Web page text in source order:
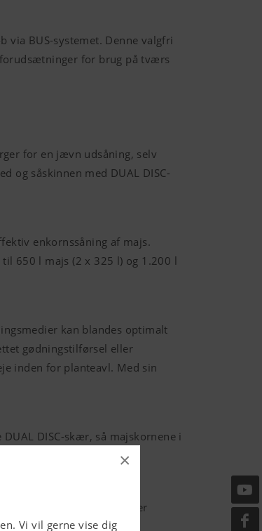
×
Vi vil gerne vise dig
via BUS-systemet. Denne valgfri
for brug på tværs
for en jævn udsåning, selv
og såskinnen med DUAL DISC-
enkornssåning af majs.
650 l majs (2 x 325 l) og 1.200 l
kan blandes optimalt
gødningstilførsel eller
inden for planteavl. Med sin
DISC-skær, så majskornene i
den fast.
resultater, selv under